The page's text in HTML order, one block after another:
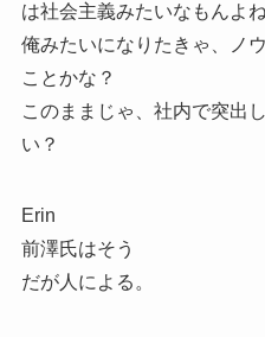
は社会主義みたいなもんよね
俺みたいになりたきゃ、ノ
ことかな？
このままじゃ、社内で突出
い？
Erin
前澤氏はそう
だが人による。